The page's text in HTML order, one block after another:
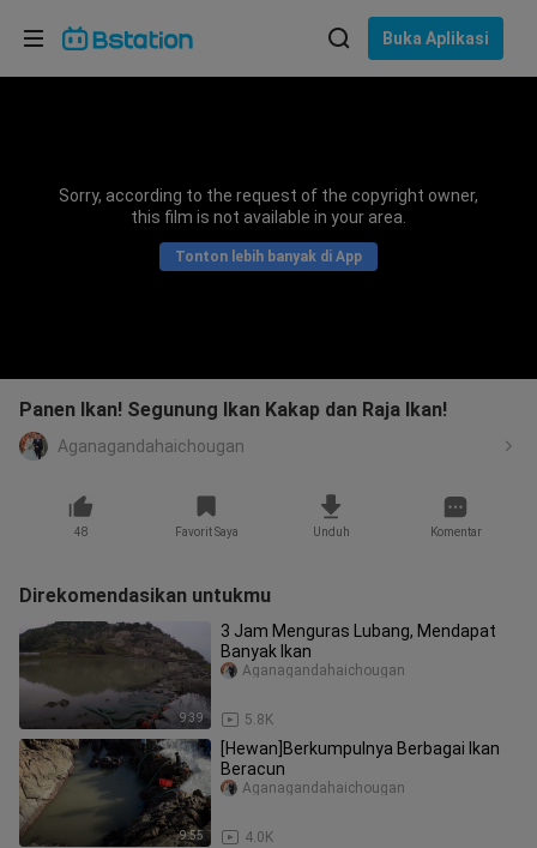
Buka Aplikasi
Sorry, according to the request of the copyright owner,
this film is not available in your area.
Tonton lebih banyak di App
Panen Ikan! Segunung Ikan Kakap dan Raja Ikan!
Aganagandahaichougan
48 Favorit Saya Unduh Komentar
Direkomendasikan untukmu
9:39
3 Jam Menguras Lubang, Mendapat
Banyak Ikan
5.8K
Aganagandahaichougan
9:55
[Hewan]Berkumpulnya Berbagai Ikan
Beracun
4.0K
Aganagandahaichougan
Pilih bahasa
Bahasa Indonesia